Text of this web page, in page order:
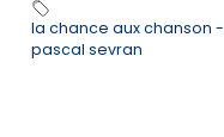
la chance aux chanson -
pascal sevran